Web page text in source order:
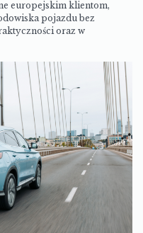
europejskim klientom,
pojazdu bez
oraz w